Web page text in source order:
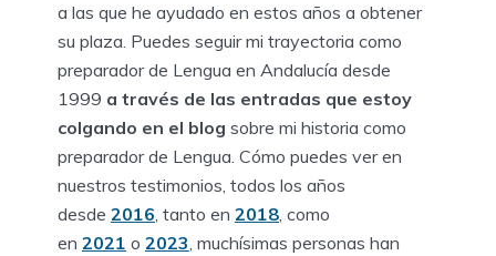
a las que he ayudado en estos años a obtener
su plaza. Puedes seguir mi trayectoria como
preparador de Lengua en Andalucía desde
1999 a través de las entradas que estoy
colgando en el blog sobre mi historia como
preparador de Lengua. Cómo puedes ver en
nuestros testimonios, todos los años
desde 2016, tanto en 2018, como
en 2021 o 2023, muchísimas personas han